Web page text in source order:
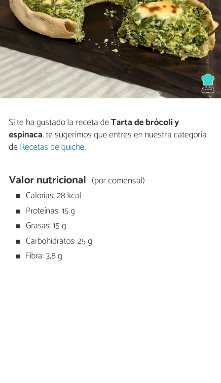
Si te ha gustado la receta deTarta de brócoli y
espinaca, te sugerimos que entres en nuestra categoría
deRecetas de quiche.
Valor nutricional (por comensal)
Calorías: 28 kcal
Proteínas: 15 g
Grasas: 15 g
Carbohidratos: 25 g
Fibra: 3,8 g